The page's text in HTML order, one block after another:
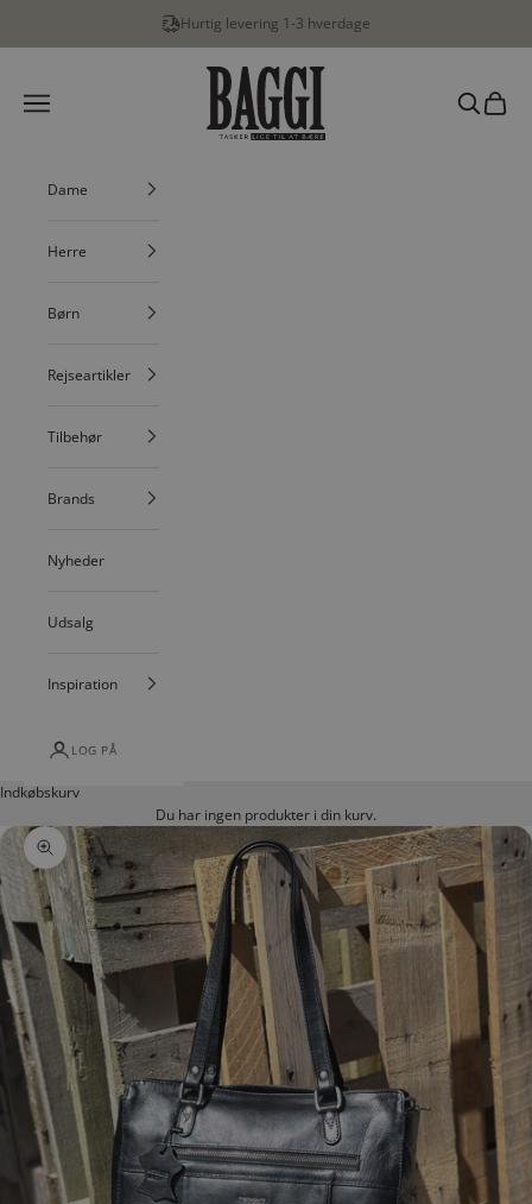
Hurtig levering 1-3 hverdage
BAGGI
Menu
Søg
Dame
Herre
Børn
Rejseartikler
Tilbehør
Brands
Nyheder
Udsalg
Inspiration
LOG PÅ
Indkøbskurv
Du har ingen produkter i din kurv.
Zoom